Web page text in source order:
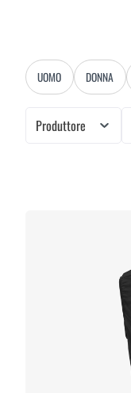
UOMO DONNA
Produttore